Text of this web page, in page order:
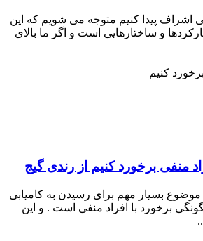
اشراف پیدا کنیم متوجه می شویم که این
و ساختارهایی است و اگر ما بالای
منفی برخورد کنیم از رندی گیج
موضوع بسیار مهم برای رسیدن به کامیابی
برخورد با افراد منفی است . و این